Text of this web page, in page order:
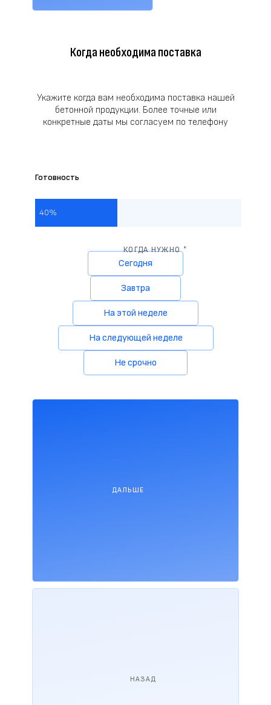
Когда необходима поставка
Укажите когда вам необходима поставка нашей
бетонной продукции. Более точные или
конкретные даты мы согласуем по телефону
Готовность
40%
КОГДА НУЖНО *
Сегодня
Завтра
На этой неделе
На следующей неделе
Не срочно
ДАЛЬШЕ
НАЗАД